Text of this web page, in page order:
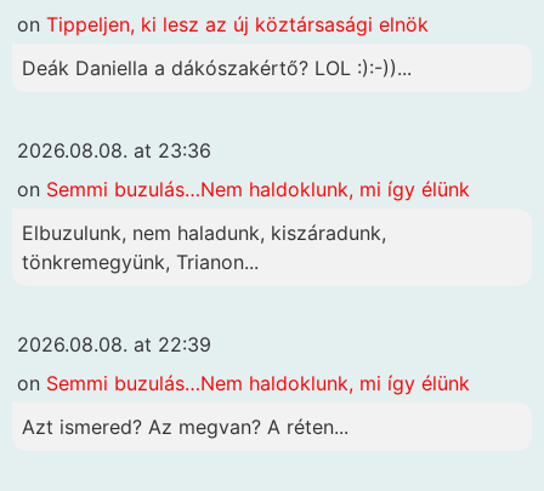
on Tippeljen, ki lesz az új köztársasági elnök
Deák Daniella a dákószakértő? LOL :):-))...
2026.08.08. at 23:36
on Semmi buzulás…Nem haldoklunk, mi így élünk
Elbuzulunk, nem haladunk, kiszáradunk,
tönkremegyünk, Trianon...
2026.08.08. at 22:39
on Semmi buzulás…Nem haldoklunk, mi így élünk
Azt ismered? Az megvan? A réten...